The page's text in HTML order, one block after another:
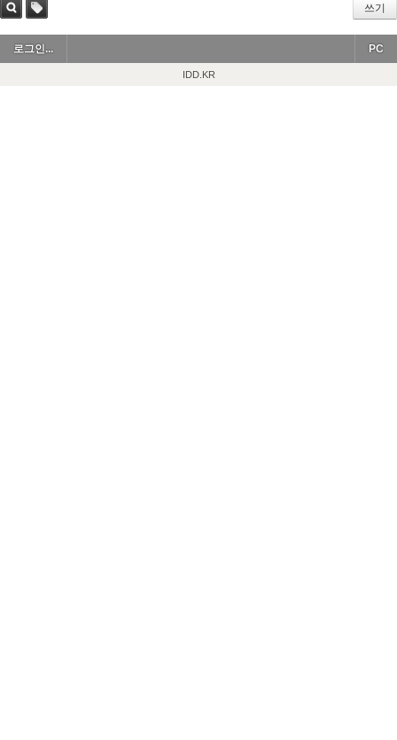
쓰기
로그인...
PC
IDD.KR